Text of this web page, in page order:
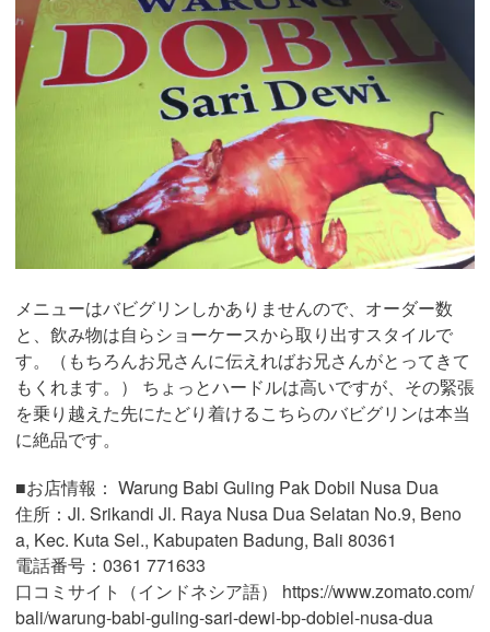
メニューはバビグリンしかありませんので、オーダー数
と、飲み物は自らショーケースから取り出すスタイルで
す。（もちろんお兄さんに伝えればお兄さんがとってきて
もくれます。） ちょっとハードルは高いですが、その緊張
を乗り越えた先にたどり着けるこちらのバビグリンは本当
に絶品です。
■お店情報： Warung Babi Guling Pak Dobil Nusa Dua
住所：Jl. Srikandi Jl. Raya Nusa Dua Selatan No.9, Beno
a, Kec. Kuta Sel., Kabupaten Badung, Bali 80361
電話番号：0361 771633
口コミサイト（インドネシア語） https://www.zomato.com/
bali/warung-babi-guling-sari-dewi-bp-dobiel-nusa-dua